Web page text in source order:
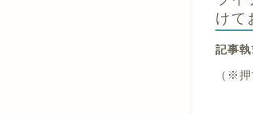
けて
記事
（※押